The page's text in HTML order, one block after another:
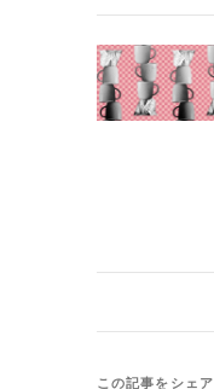
この記事をシェア